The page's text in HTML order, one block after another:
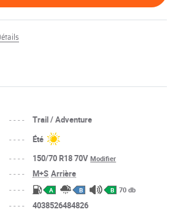
----
Trail / Adventure
----
Été
---- 150/70 R18 70VModifier
---- M+S Arrière
---- A B B 70 db
----
4038526484826